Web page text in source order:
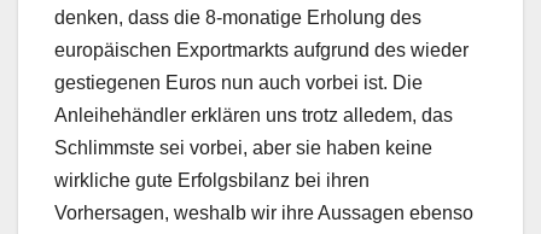
denken, dass die 8-monatige Erholung des
europäischen Exportmarkts aufgrund des wieder
gestiegenen Euros nun auch vorbei ist. Die
Anleihehändler erklären uns trotz alledem, das
Schlimmste sei vorbei, aber sie haben keine
wirkliche gute Erfolgsbilanz bei ihren
Vorhersagen, weshalb wir ihre Aussagen ebenso